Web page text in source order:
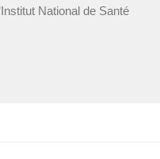
National de Santé